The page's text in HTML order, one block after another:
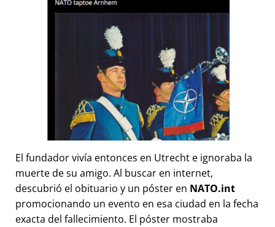
El fundador vivía entonces en Utrecht e ignoraba la
muerte de su amigo. Al buscar en internet,
descubrió el obituario y un póster en NATO.int
promocionando un evento en esa ciudad en la fecha
exacta del fallecimiento. El póster mostraba